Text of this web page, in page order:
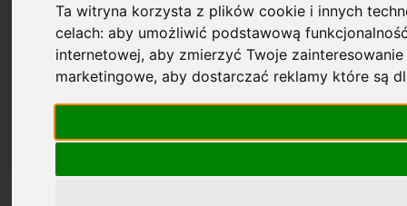
Ta witryna korzysta z plików cookie i innych
celach:aby umożliwić podstawową
internetowej,aby zmierzyć Twoje
marketingowe,aby dostarczać reklamy które są